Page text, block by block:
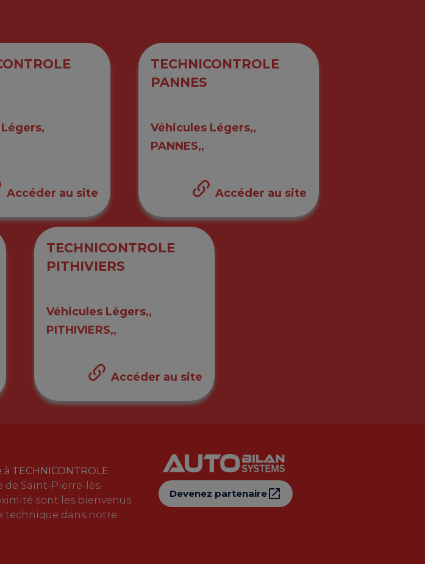
Accéder au site
TECHNICONTROLE
PANNES
Véhicules Légers,,
PANNES,,
Accéder au site
TECHNICONTROLE
PITHIVIERS
Véhicules Légers,,
PITHIVIERS,,
Accéder au site
TECHNICONTROLE
de Saint-Pierre-lès-
sont les bienvenus
technique dans notre
Devenez partenaire